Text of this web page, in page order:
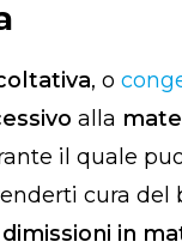
, o
alla
il quale
cura del
dimissioni in